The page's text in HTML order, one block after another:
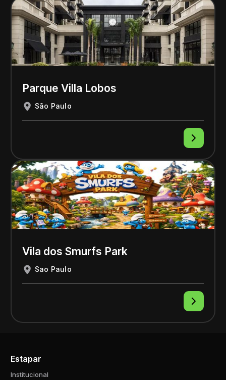
Parque Villa Lobos
São Paulo
Vila dos Smurfs Park
Sao Paulo
Estapar
Institucional